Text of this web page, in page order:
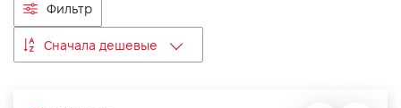
Фильтр
Сначала дешевые
Контакты